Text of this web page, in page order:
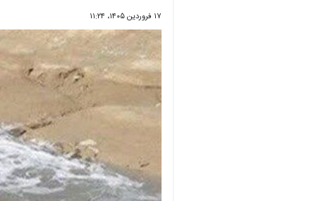
۱۷ فروردین ۱۴۰۵، ۱۱:۲۴